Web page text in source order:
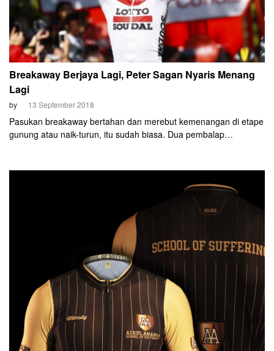
Breakaway Berjaya Lagi, Peter Sagan Nyaris Menang
Lagi
by 13 September 2018
Pasukan breakaway bertahan dan merebut kemenangan di etape
gunung atau naik-turun, itu sudah biasa. Dua pembalap
2018, Kamis, 13 September.